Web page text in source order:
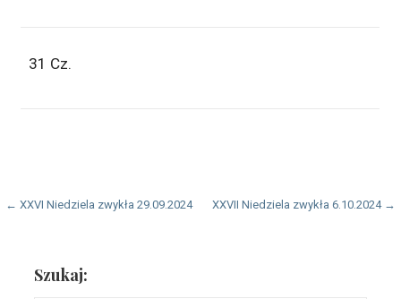
31 Cz.
Nawigacja
← XXVI Niedziela zwykła 29.09.2024 XXVII Niedziela zwykła 6.10.2024 →
Szukaj: